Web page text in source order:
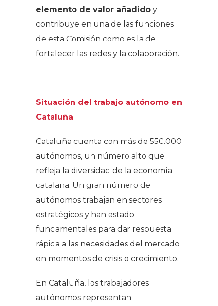
elemento de valor añadido y
contribuye en una de las funciones
de esta Comisión como es la de
fortalecer las redes y la colaboración.
Situación del trabajo autónomo en
Cataluña
Cataluña cuenta con más de 550.000
autónomos, un número alto que
refleja la diversidad de la economía
catalana. Un gran número de
autónomos trabajan en sectores
estratégicos y han estado
fundamentales para dar respuesta
rápida a las necesidades del mercado
en momentos de crisis o crecimiento.
En Cataluña, los trabajadores
autónomos representan